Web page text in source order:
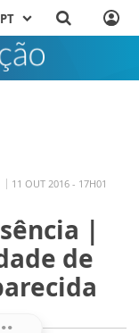
PT
11 OUT 2016 - 17H01
|
de